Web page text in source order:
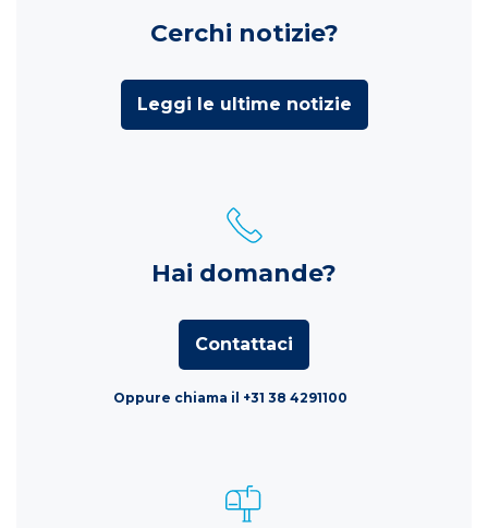
Cerchi notizie?
Leggi le ultime notizie
Hai domande?
Contattaci
Oppure chiama il +31 38 4291100